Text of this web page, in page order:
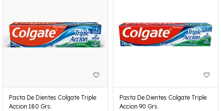
Pasta De Dientes Colgate Triple
Accion 180 Grs.
Pasta De Dientes Colgate Triple
Accion 90 Grs.